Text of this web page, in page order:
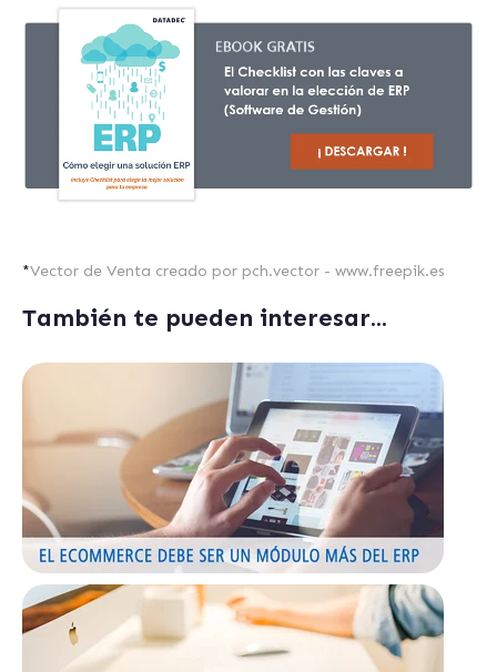
*Vector de Venta creado por pch.vector - www.freepik.es
También te pueden interesar...